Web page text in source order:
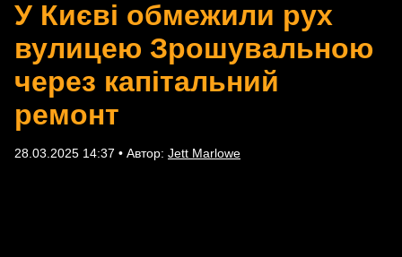
У Києві обмежили рух
вулицею Зрошувальною
через капітальний
ремонт
28.03.2025 14:37 • Автор: Jett Marlowe